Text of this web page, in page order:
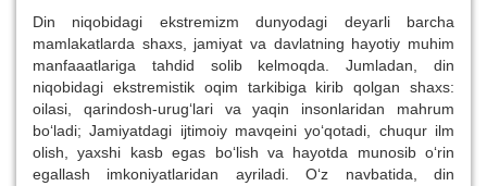
Din niqobidagi ekstremizm dunyodagi deyarli barcha
mamlakatlarda shaxs, jamiyat va davlatning hayotiy muhim
manfaaatlariga tahdid solib kelmoqda. Jumladan, din
niqobidagi ekstremistik oqim tarkibiga kirib qolgan shaxs:
oilasi, qarindosh-urug‘lari va yaqin insonlaridan mahrum
bo‘ladi; Jamiyatdagi ijtimoiy mavqeini yo‘qotadi, chuqur ilm
olish, yaxshi kasb egas bo‘lish va hayotda munosib o‘rin
egallash imkoniyatlaridan ayriladi. O‘z navbatida, din